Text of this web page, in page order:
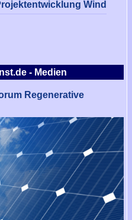
Wind
- Medien
Regenerative